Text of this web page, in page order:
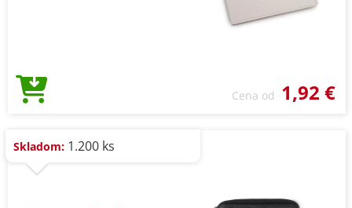
Cena od 1,92 €
Skladom: 1.200 ks